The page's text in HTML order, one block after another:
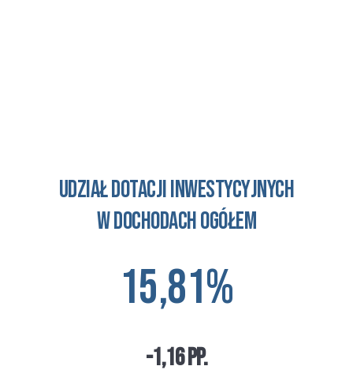
Udział dotacji inwestycyjnych
w dochodach ogółem
15,81%
-1,16 pp.